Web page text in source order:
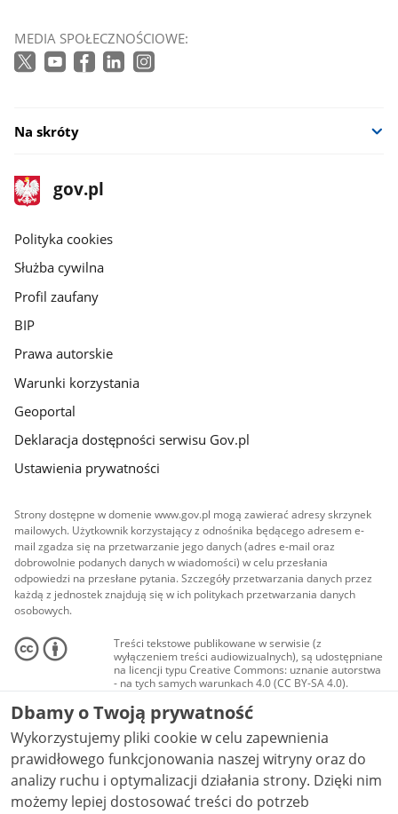
MEDIA SPOŁECZNOŚCIOWE:
Na skróty
stopka
gov.pl
Strona
gov.pl
gov.pl
Polityka cookies
Służba cywilna
Profil zaufany
BIP
Prawa autorskie
Warunki korzystania
Geoportal
Deklaracja dostępności serwisu Gov.pl
Ustawienia prywatności
Strony dostępne w domenie www.gov.pl mogą zawierać adresy skrzynek
mailowych. Użytkownik korzystający z odnośnika będącego adresem e-
mail zgadza się na przetwarzanie jego danych (adres e-mail oraz
dobrowolnie podanych danych w wiadomości) w celu przesłania
odpowiedzi na przesłane pytania. Szczegóły przetwarzania danych przez
każdą z jednostek znajdują się w ich politykach przetwarzania danych
osobowych.
Treści tekstowe publikowane w serwisie (z
wyłączeniem treści audiowizualnych), są udostępniane
na licencji typu Creative Commons: uznanie autorstwa
- na tych samych warunkach 4.0 (CC BY-SA 4.0).
Materiały audiowizualne, w tym zdjęcia, materiały
audio i wideo, są udostępniane na licencji typu
Creative Commons: uznanie autorstwa użycie
niekomercyjne - bez utworów zależnych 4.0 (CC BY-
NC-ND 4.0), o ile nie jest to stwierdzone inaczej.
Dbamy o Twoją prywatność
Wykorzystujemy pliki cookie w celu zapewnienia
prawidłowego funkcjonowania naszej witryny oraz do
analizy ruchu i optymalizacji działania strony. Dzięki nim
możemy lepiej dostosować treści do potrzeb